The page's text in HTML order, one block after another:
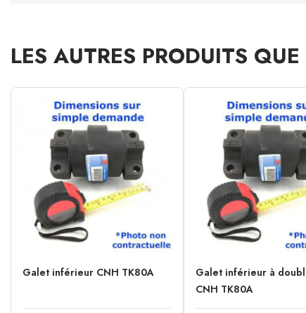
LES AUTRES PRODUITS QUE
Galet inférieur CNH TK80A
Galet inférieur à
CNH TK80A